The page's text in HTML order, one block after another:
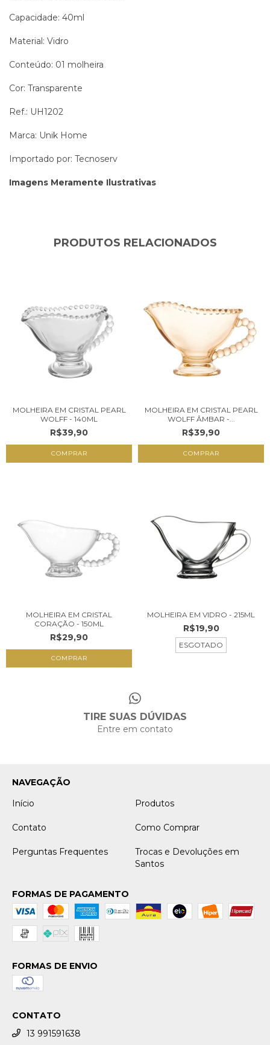
Capacidade: 40ml
Material: Vidro
Conteúdo: 01 molheira
Cor: Transparente
Ref.: UH1202
Marca: Unik Home
Importado por: Tecnoserv
Imagens Meramente Ilustrativas
PRODUTOS RELACIONADOS
MOLHEIRA EM CRISTAL PEARL
WOLFF - 140ML
R$39,90
MOLHEIRA EM CRISTAL PEARL
WOLFF ÂMBAR -...
R$39,90
COMPRAR
MOLHEIRA EM CRISTAL
CORAÇÃO - 150ML
R$29,90
MOLHEIRA EM VIDRO - 215ML
R$19,90
ESGOTADO
TIRE SUAS DÚVIDAS
Entre em contato
NAVEGAÇÃO
Início
Produtos
Contato Como Comprar
Perguntas Frequentes
Trocas e Devoluções em
Santos
FORMAS DE PAGAMENTO
FORMAS DE ENVIO
CONTATO
13 991591638